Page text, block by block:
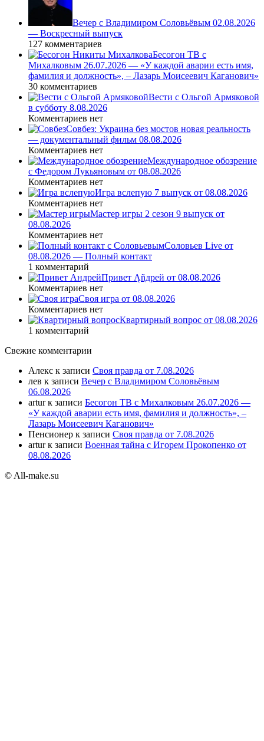
Вечер с Владимиром Соловьёвым 02.08.2026
— Воскресный выпуск
127 комментариев
Бесогон ТВ с
Михалковым 26.07.2026 — «У каждой аварии есть имя,
фамилия и должность», – Лазарь Моисеевич Каганович»
30 комментариев
Вести с Ольгой Армяковой
в субботу 8.08.2026
Комментариев нет
Совбез: Украина без мостов новая реальность
— документальный фильм 08.08.2026
Комментариев нет
Международное обозрение
с Федором Лукьяновым от 08.08.2026
Комментариев нет
Игра вслепую 7 выпуск от 08.08.2026
Комментариев нет
Мастер игры 2 сезон 9 выпуск от
08.08.2026
Комментариев нет
Соловьев Live от
08.08.2026 — Полный контакт
1 комментарий
Привет Ąñдpей от 08.08.2026
Комментариев нет
Своя игра от 08.08.2026
Комментариев нет
Квартирный вопрос от 08.08.2026
1 комментарий
Свежие комментарии
Алекс к записи Своя правда от 7.08.2026
лев к записи Вечер с Владимиром Соловьёвым
06.08.2026
arturк записи Бесогон ТВ с Михалковым 26.07.2026 —
«У каждой аварии есть имя, фамилия и должность», –
Лазарь Моисеевич Каганович»
Пенсионер к записи Своя правда от 7.08.2026
arturк записи Военная тайна с Игорем Прокопенко от
08.08.2026
© All-make.su